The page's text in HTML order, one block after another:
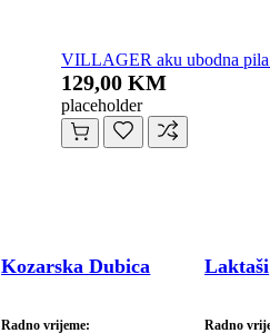
VILLAGER aku ubodna
129,00 KM
placeholder
Kozarska Dubica
Radno vrijeme:
Laktaši
Radno